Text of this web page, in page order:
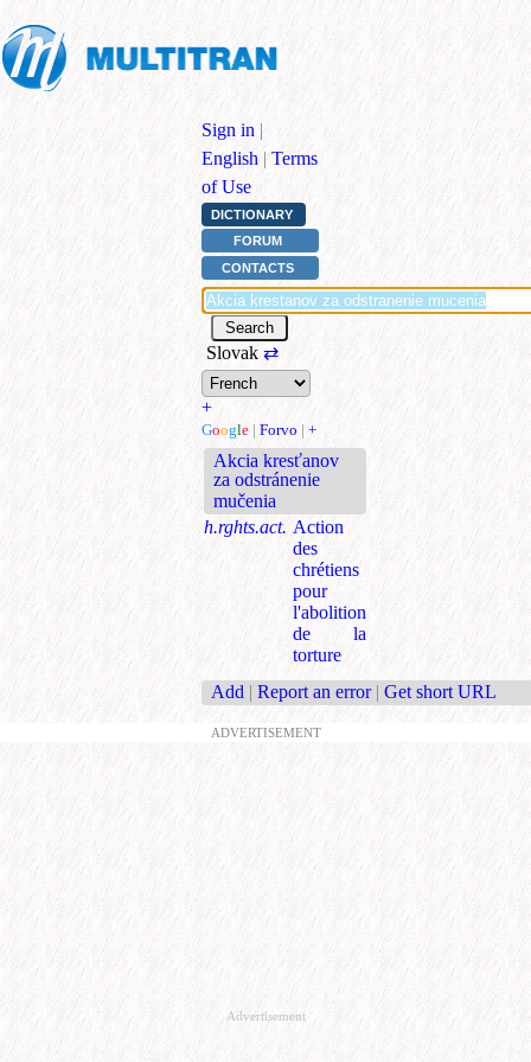
Sign in |
English | Terms
of Use
DICTIONARY
FORUM
CONTACTS
Slovak ⇄
+
Google | Forvo | +
Akcia kresťanov
za odstránenie
mučenia
h.rghts.act. Action
des
chrétiens
pour
l'abolition
de la
torture
Add | Report an error | Get short URL
ADVERTISEMENT
Advertisement